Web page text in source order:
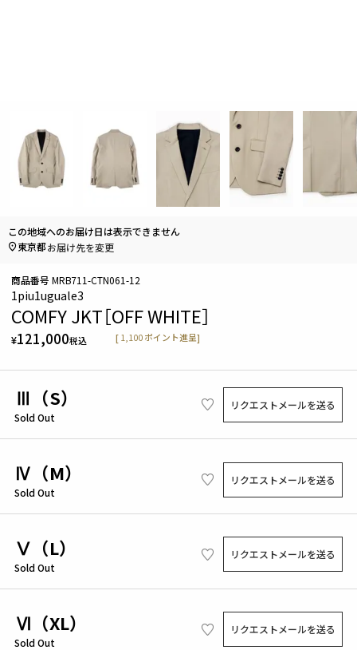
1piu1uguale3
COMFY JKT［OFF WHITE］
¥121,000税込 [ 1,100 ポイント進呈]
商品番号 MRB711-CTN061-12
Ⅲ（S）
Sold Out
リクエストメールを送る
Ⅳ（M）
Sold Out
リクエストメールを送る
Ⅴ（L）
Sold Out
リクエストメールを送る
Ⅵ（XL）
Sold Out
リクエストメールを送る
この地域へのお届け日は表示できません
東京都お届け先を変更